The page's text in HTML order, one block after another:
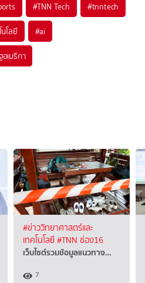
#TNN Tech #tnntech
นโลยี #ai
เมริกา
#ข่าววิทยาศาสตร์และ
เทคโนโลยี#TNN ช่อง16
เว็บไซต์รวมข้อมูลแนวทาง…
7